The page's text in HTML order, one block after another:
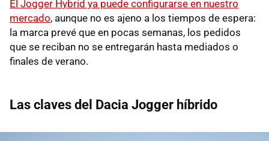
El Jogger Hybrid ya puede configurarse en nuestro
mercado, aunque no es ajeno a los tiempos de espera:
la marca prevé que en pocas semanas, los pedidos
que se reciban no se entregarán hasta mediados o
finales de verano.
Las claves del Dacia Jogger híbrido